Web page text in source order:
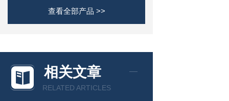
查看全部产品 >>
相关文章
RELATED ARTICLES